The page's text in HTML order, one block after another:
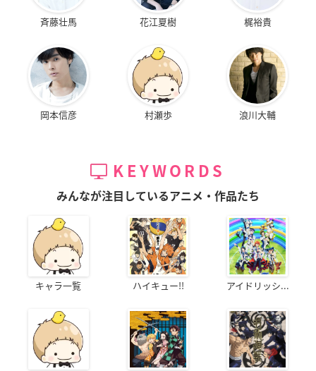
斉藤壮馬 花江夏樹 梶裕貴
岡本信彦 村瀬歩 浪川大輔
KEYWORDS
みんなが注目しているアニメ・作品たち
キャラ一覧 ハイキュー!! アイドリッシ...